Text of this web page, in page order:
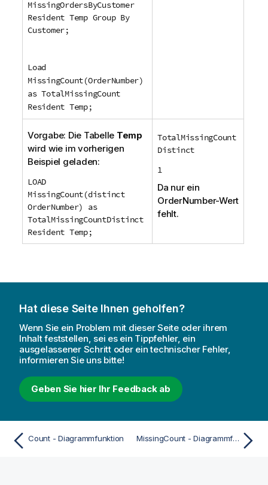
MissingOrdersByCustomer
Resident Temp Group By
Customer;
Load
MissingCount(OrderNumber)
as TotalMissingCount
Resident Temp;
Vorgabe: Die Tabelle Temp
wird wie im vorherigen
Beispiel geladen:
LOAD
MissingCount(distinct
OrderNumber) as
TotalMissingCountDistinct
Resident Temp;
TotalMissingCount
Distinct
1
Da nur ein
OrderNumber-Wert
fehlt.
Hat diese Seite Ihnen geholfen?
Wenn Sie ein Problem mit dieser Seite oder ihrem
Inhalt feststellen, sei es ein Tippfehler, ein
ausgelassener Schritt oder ein technischer Fehler,
informieren Sie uns bitte!
Geben Sie hier Ihr Feedback ab
Count - Diagrammfunktion MissingCount - Diagrammfunktion